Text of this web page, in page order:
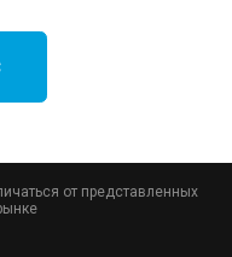
от представленных